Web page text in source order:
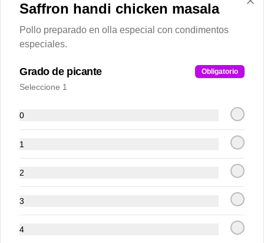
Raan E. Shaan
$20.900
Plato Fondos Pollos(Chicken)
Saffron handi chicken masala
Pollo preparado en olla especial con condimentos
especiales.
Grado de picante Obligatorio
Seleccione 1
0
1
2
3
4